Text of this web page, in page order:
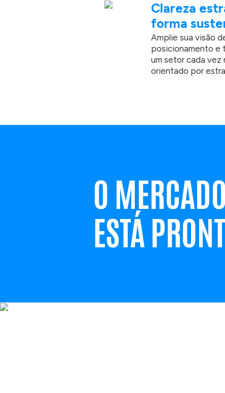
Clareza
forma
Amplie sua visão
posicionamento e
um setor cada
orientado por
O MERCADO
ESTÁ